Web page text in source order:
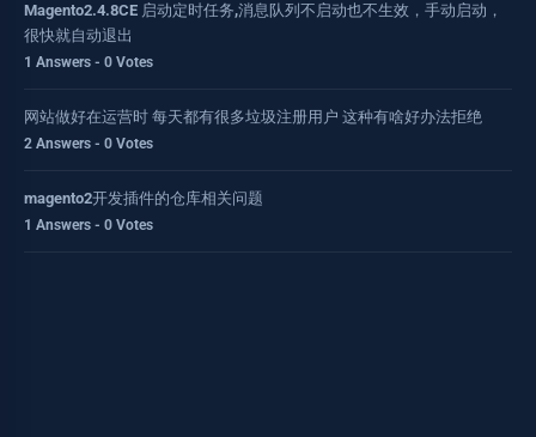
Magento2.4.8CE 启动定时任务,消息队列不启动也不生效，手动启动，
很快就自动退出
1 Answers - 0 Votes
网站做好在运营时 每天都有很多垃圾注册用户 这种有啥好办法拒绝
2 Answers - 0 Votes
magento2开发插件的仓库相关问题
1 Answers - 0 Votes